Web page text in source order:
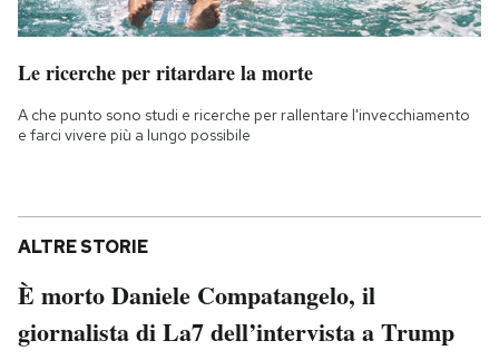
Le ricerche per ritardare la morte
A che punto sono studi e ricerche per rallentare l'invecchiamento
e farci vivere più a lungo possibile
ALTRE STORIE
È morto Daniele Compatangelo, il
giornalista di La7 dell’intervista a Trump